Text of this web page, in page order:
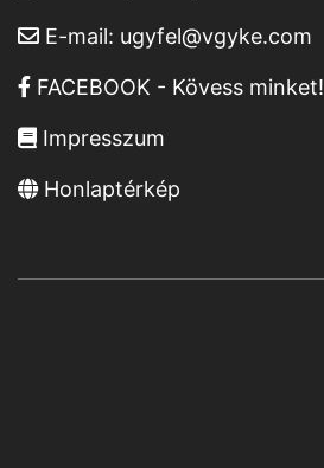
E-mail: ugyfel@vgyke.com
FACEBOOK - Kövess minket!
Impresszum
Honlaptérkép